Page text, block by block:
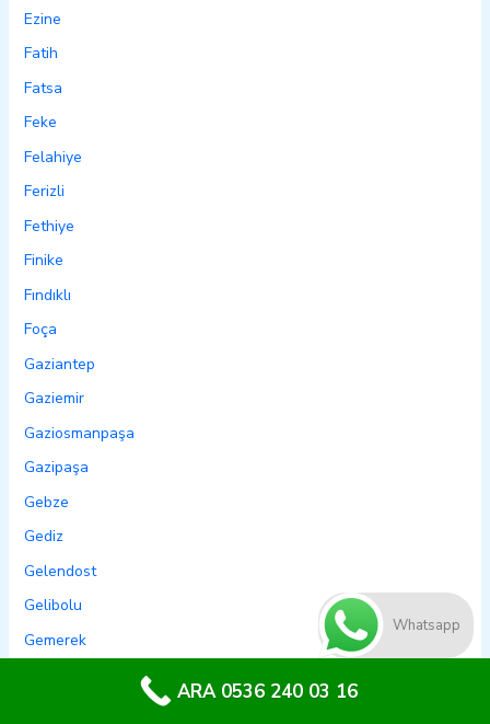
Ezine
Fatih
Fatsa
Feke
Felahiye
Ferizli
Fethiye
Finike
Fındıklı
Foça
Gaziantep
Gaziemir
Gaziosmanpaşa
Gazipaşa
Gebze
Gediz
Gelendost
Gelibolu
Gemerek
Whatsapp
ARA 0536 240 03 16